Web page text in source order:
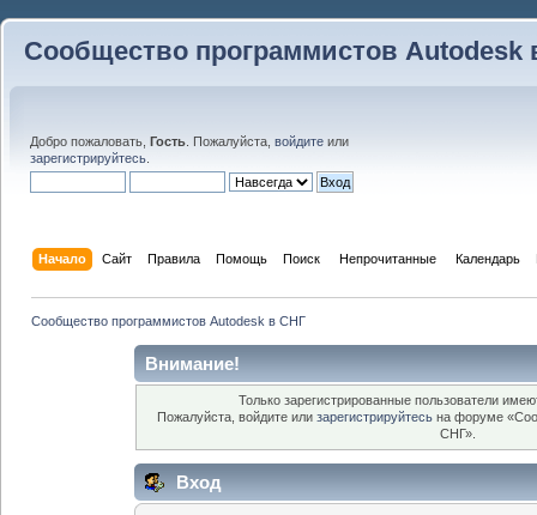
Сообщество программистов Autodesk
Добро пожаловать, Гость . Пожалуйста, войдите или
зарегистрируйтесь
Начало Сайт Правила Помощь Поиск Непрочитанные Календарь
Сообщество программистов Autodesk в СНГ
Внимание!
Только зарегистрированные пользователи
Пожалуйста, войдите или зарегистрируйтесь на форуме
СНГ».
Вход